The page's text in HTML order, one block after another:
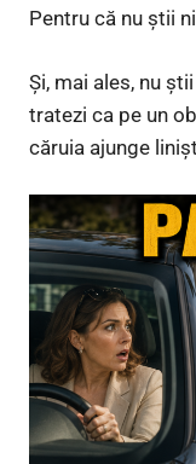
Pentru că nu știi
Și, mai ales, nu
tratezi ca pe un
căruia ajunge